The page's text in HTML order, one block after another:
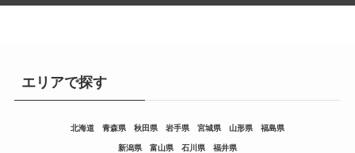
エリアで探す
北海道 青森県 秋田県 岩手県 宮城県 山形県 福島県
新潟県 富山県 石川県 福井県